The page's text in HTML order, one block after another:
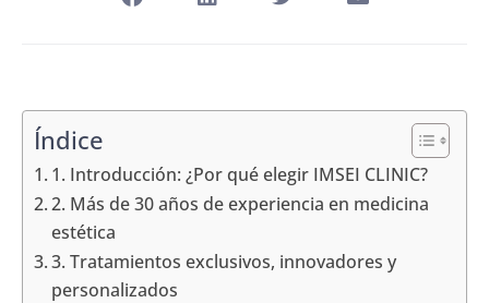
Índice
1. Introducción: ¿Por qué elegir IMSEI CLINIC?
2. Más de 30 años de experiencia en medicina
estética
3. Tratamientos exclusivos, innovadores y
personalizados